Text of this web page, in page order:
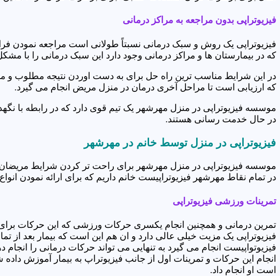
فیزیوتراپی بدون مراجعه به مراکز درمانی
فیزیوتراپی یک روش و سبک درمانی نسبتاً طولانی است مراجعه
که در بیمارستان ها و مراکز درمانی وجود دارد این سبک درمانی را با
در این شرایط مناسب ترین راه حل برای به دست اوردن نتیجه مطلوب و
که ارزیابی است تا مراحل آخری درمان در منزل مریض انجام می گیرد.
موسسه فیزیوتراپی در منزل مهرشهر یک تیم قوی دارد که در رابطه با
در حال خدمت رسانی هستند.
فیزیوتراپی در منزل توسط خانم در مهرشهر
موسسه فیزیوتراپی در منزل مهرشهر برای راحت تر کردن شرایط
در تمام نقاط مهرشهر فیزیوتراپیست خانم داریم که برای ارائه نمودن
تمرینات ورزشی فیزیوتراپی
تمرین درمانی و همچنین انجام یکسری حرکات ورزشی که این حرکات
فیزیوتراپی یک مزیت خیلی عالی دارد و ان هم این است که بیمار بعد از
فیزیوتواپیست انجام می گیرد به تنهایی می تواند حرکات درمانی را
انجام این حرکات و تمرینات اول از جانب فیزیوتراپ به بیمار آموزش
است او انجام داد.